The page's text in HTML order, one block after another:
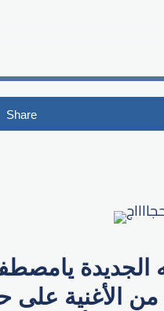
Share
الأغنية على